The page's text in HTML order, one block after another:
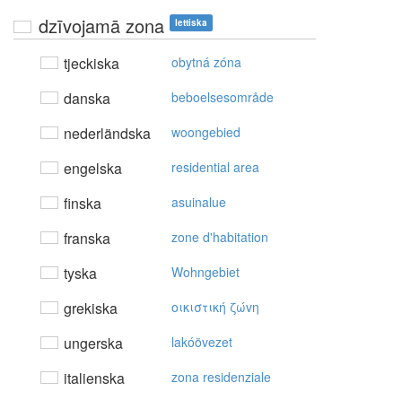
dzīvojamā zona lettiska
tjeckiska obytná zóna
danska beboelsesområde
nederländska woongebied
engelska residential area
finska asuinalue
franska zone d'habitation
tyska Wohngebiet
grekiska oικιστική ζώvη
ungerska lakóövezet
italienska zona residenziale